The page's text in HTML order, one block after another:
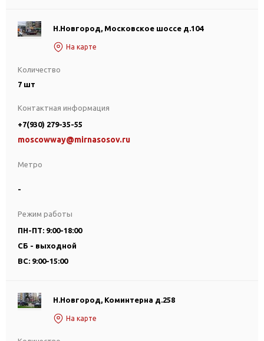
Н.Новгород, Московское шоссе д.104
На карте
Количество
7 шт
Метро
-
Контактная информация
+7(930) 279-35-55
moscowway@mirnasosov.ru
Режим работы
ПН-ПТ: 9:00-18:00
СБ - выходной
ВС: 9:00-15:00
Н.Новгород, Коминтерна д.258
На карте